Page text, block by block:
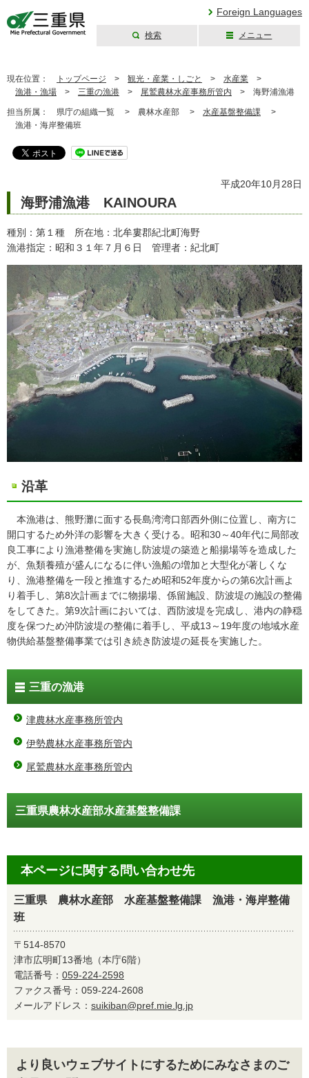
Foreign Languages
検索 メニュー
現在位置： トップページ > 観光・産業・しごと > 水産業 >
漁港・漁場 > 三重の漁港 > 尾鷲農林水産事務所管内 > 海野浦漁港
担当所属： 県庁の組織一覧 > 農林水産部 > 水産基盤整備課 >
漁港・海岸整備班
平成20年10月28日
海野浦漁港 KAINOURA
種別：第１種 所在地：北牟婁郡紀北町海野
漁港指定：昭和３１年７月６日 管理者：紀北町
沿革
本漁港は、熊野灘に面する長島湾湾口部西外側に位置し、南方に
開口するため外洋の影響を大きく受ける。昭和30～40年代に局部改
良工事により漁港整備を実施し防波堤の築造と船揚場等を造成した
が、魚類養殖が盛んになるに伴い漁船の増加と大型化が著しくな
り、漁港整備を一段と推進するため昭和52年度からの第6次計画よ
り着手し、第8次計画までに物揚場、係留施設、防波堤の施設の整備
をしてきた。第9次計画においては、西防波堤を完成し、港内の静穏
度を保つため沖防波堤の整備に着手し、平成13～19年度の地域水産
物供給基盤整備事業では引き続き防波堤の延長を実施した。
三重の漁港
津農林水産事務所管内
伊勢農林水産事務所管内
尾鷲農林水産事務所管内
三重県農林水産部水産基盤整備課
本ページに関する問い合わせ先
三重県 農林水産部 水産基盤整備課 漁港・海岸整備
班
〒514-8570
津市広明町13番地（本庁6階）
電話番号： 059-224-2598
ファクス番号：059-224-2608
メールアドレス： suikiban@pref.mie.lg.jp
より良いウェブサイトにするためにみなさまのご